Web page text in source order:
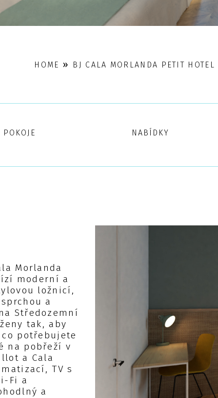
HOME » BJ CALA MORLANDA PETIT HOTEL
POKOJE NABÍDKY
Morlanda
moderní a
ložnicí,
a
Středozemní
tak, aby
potřebujete
na pobřeží v
a Cala
TV s
Fi a
a